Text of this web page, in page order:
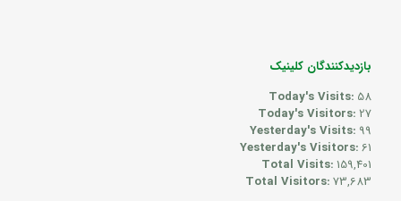
بازدیدکنندگان کلینیک
Today's Visits: 58
Today's Visitors:27
Yesterday's Visits: 99
Yesterday's Visitors:61
Total Visits:159,401
Total Visitors:73,683